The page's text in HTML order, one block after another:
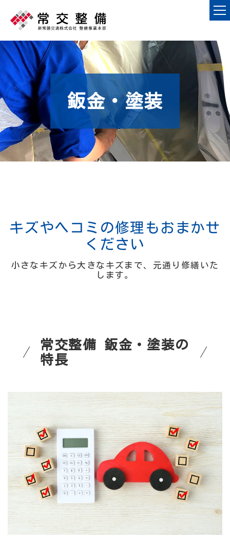
鈑金・塗装
キズやヘコミの修理もおまかせ
ください
小さなキズから大きなキズまで、元通り修繕いた
します。
常交整備 鈑金・塗装の
特長